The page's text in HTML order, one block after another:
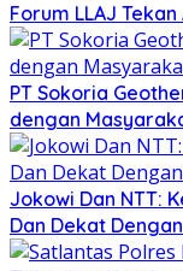
Forum LLAJ
PT Sokoria
dengan
Jokowi Dan NTT:
Dan Dekat